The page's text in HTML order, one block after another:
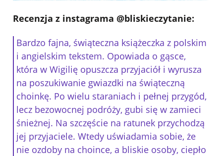
Recenzja z instagrama @bliskieczytanie:
Bardzo fajna, świąteczna książeczka z polskim
i angielskim tekstem. Opowiada o gąsce,
która w Wigilię opuszcza przyjaciół i wyrusza
na poszukiwanie gwiazdki na świąteczną
choinkę. Po wielu staraniach i pełnej przygód,
lecz bezowocnej podróży, gubi się w zamieci
śnieżnej. Na szczęście na ratunek przychodzą
jej przyjaciele. Wtedy uświadamia sobie, że
nie ozdoby na choince, a bliskie osoby, ciepło